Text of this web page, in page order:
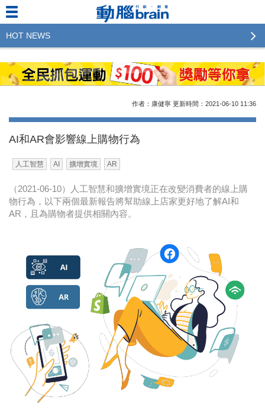
作者：康健寧 更新時間：2021-06-10 11:36
AI和AR會影響線上購物行為
人工智慧 AI 擴增實境 AR
（2021-06-10）人工智慧和擴增實境正在改變消費者的線上購
物行為，以下兩個最新報告將幫助線上店家更好地了解AI和
AR，且為購物者提供相關內容。
HOT NEWS
2023行銷傳播傑出貢獻獎 啟動徵件！期許參賽作品
更創新及具影響力
2022行銷傳播傑出貢獻獎得獎名單揭曉，近400位行
感美照
2023台灣民生快消品牌排行 14億次國民消費揭曉品
牌足跡贏家
CSD中衛營運長張德成：中衛跳脫框架 玩出口罩新
時尚
金獎的代價 牛恆泰：沒人知道我失去什麼！
台灣百事食品 注重品牌體驗創造差異化
黃麗萍：媒體代理商有幫客戶升級的責任！
牛恆泰：媒體產業蛻變關鍵期，數位轉型該怎麼
搞？（上）